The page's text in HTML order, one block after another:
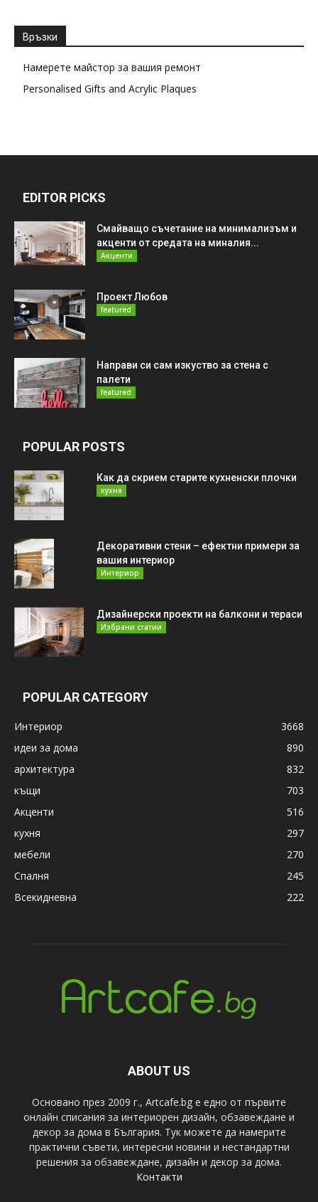
Връзки
Намерете майстор за вашия ремонт
Personalised Gifts and Acrylic Plaques
EDITOR PICKS
Смайващо съчетание на минимализъм и
акценти от средата на миналия...
Акценти
Проект Любов
featured
Направи си сам изкуство за стена с
палети
featured
POPULAR POSTS
Как да скрием старите кухненски плочки
кухня
Декоративни стени – ефектни примери за
вашия интериор
Интериор
Дизайнерски проекти на балкони и тераси
Избрани статии
POPULAR CATEGORY
Интериор
3668
идеи за дома
890
архитектура
832
къщи
703
Акценти
516
кухня
297
мебели
270
Спалня
245
Всекидневна
222
ABOUT US
Основано през 2009 г., Artcafe.bg е едно от първите
онлайн списания за интериорен дизайн, обзавеждане и
декор за дома в България. Тук можете да намерите
практични съвети, интересни новини и нестандартни
решения за обзавеждане, дизайн и декор за дома.
Контакти